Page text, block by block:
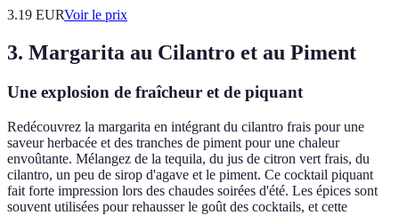
3.19 EURVoir le prix
3. Margarita au Cilantro et au Piment
Une explosion de fraîcheur et de piquant
Redécouvrez la margarita en intégrant du cilantro frais pour une
saveur herbacée et des tranches de piment pour une chaleur
envoûtante. Mélangez de la tequila, du jus de citron vert frais, du
cilantro, un peu de sirop d'agave et le piment. Ce cocktail piquant
fait forte impression lors des chaudes soirées d'été. Les épices sont
souvent utilisées pour rehausser le goût des cocktails, et cette